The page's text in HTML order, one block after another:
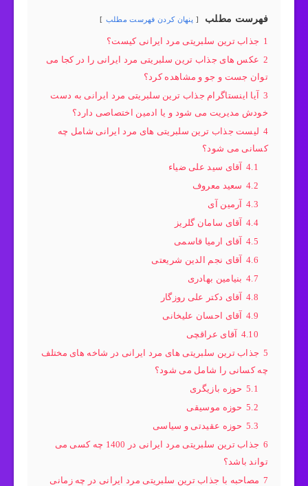
فهرست مطلب پنهان کردن فهرست مطلب
1 جذاب ترین سلبریتی مرد ایرانی کیست؟
2 عکس های جذاب ترین سلبریتی مرد ایرانی را در کجا می
توان جست و جو و مشاهده کرد؟
3
آیا اینستاگرام جذاب ترین سلبریتی مرد ایرانی به دست
خودش مدیریت می شود و یا ادمین اختصاصی دارد؟
4 لیست جذاب ترین سلبریتی های مرد ایرانی شامل چه
کسانی می شود؟
4.1
آقای سید علی ضیاء
4.2 سعید معروف
4.3
آرمین آی
4.4
آقای سامان گلریز
4.5
آقای ارمیا قاسمی
4.6
آقای نجم الدین شریعتی
4.7 بنیامین بهادری
4.8
آقای دکتر علی روزگار
4.9
آقای احسان علیخانی
4.10
آقای عراقچی
5 جذاب ترین سلبریتی های مرد ایرانی در شاخه های مختلف
چه کسانی را شامل می شود؟
5.1 حوزه بازیگری
5.2 حوزه موسیقی
5.3 حوزه عقیدتی و سیاسی
6
جذاب ترین سلبریتی مرد ایرانی در 1400 چه کسی می
تواند باشد؟
7 مصاحبه با جذاب ترین سلبریتی مرد ایرانی در چه زمانی